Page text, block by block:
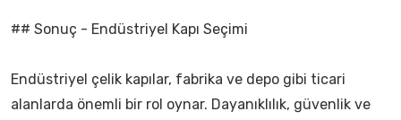
## Sonuç - Endüstriyel Kapı Seçimi
Endüstriyel çelik kapılar, fabrika ve depo gibi ticari
alanlarda önemli bir rol oynar. Dayanıklılık, güvenlik ve